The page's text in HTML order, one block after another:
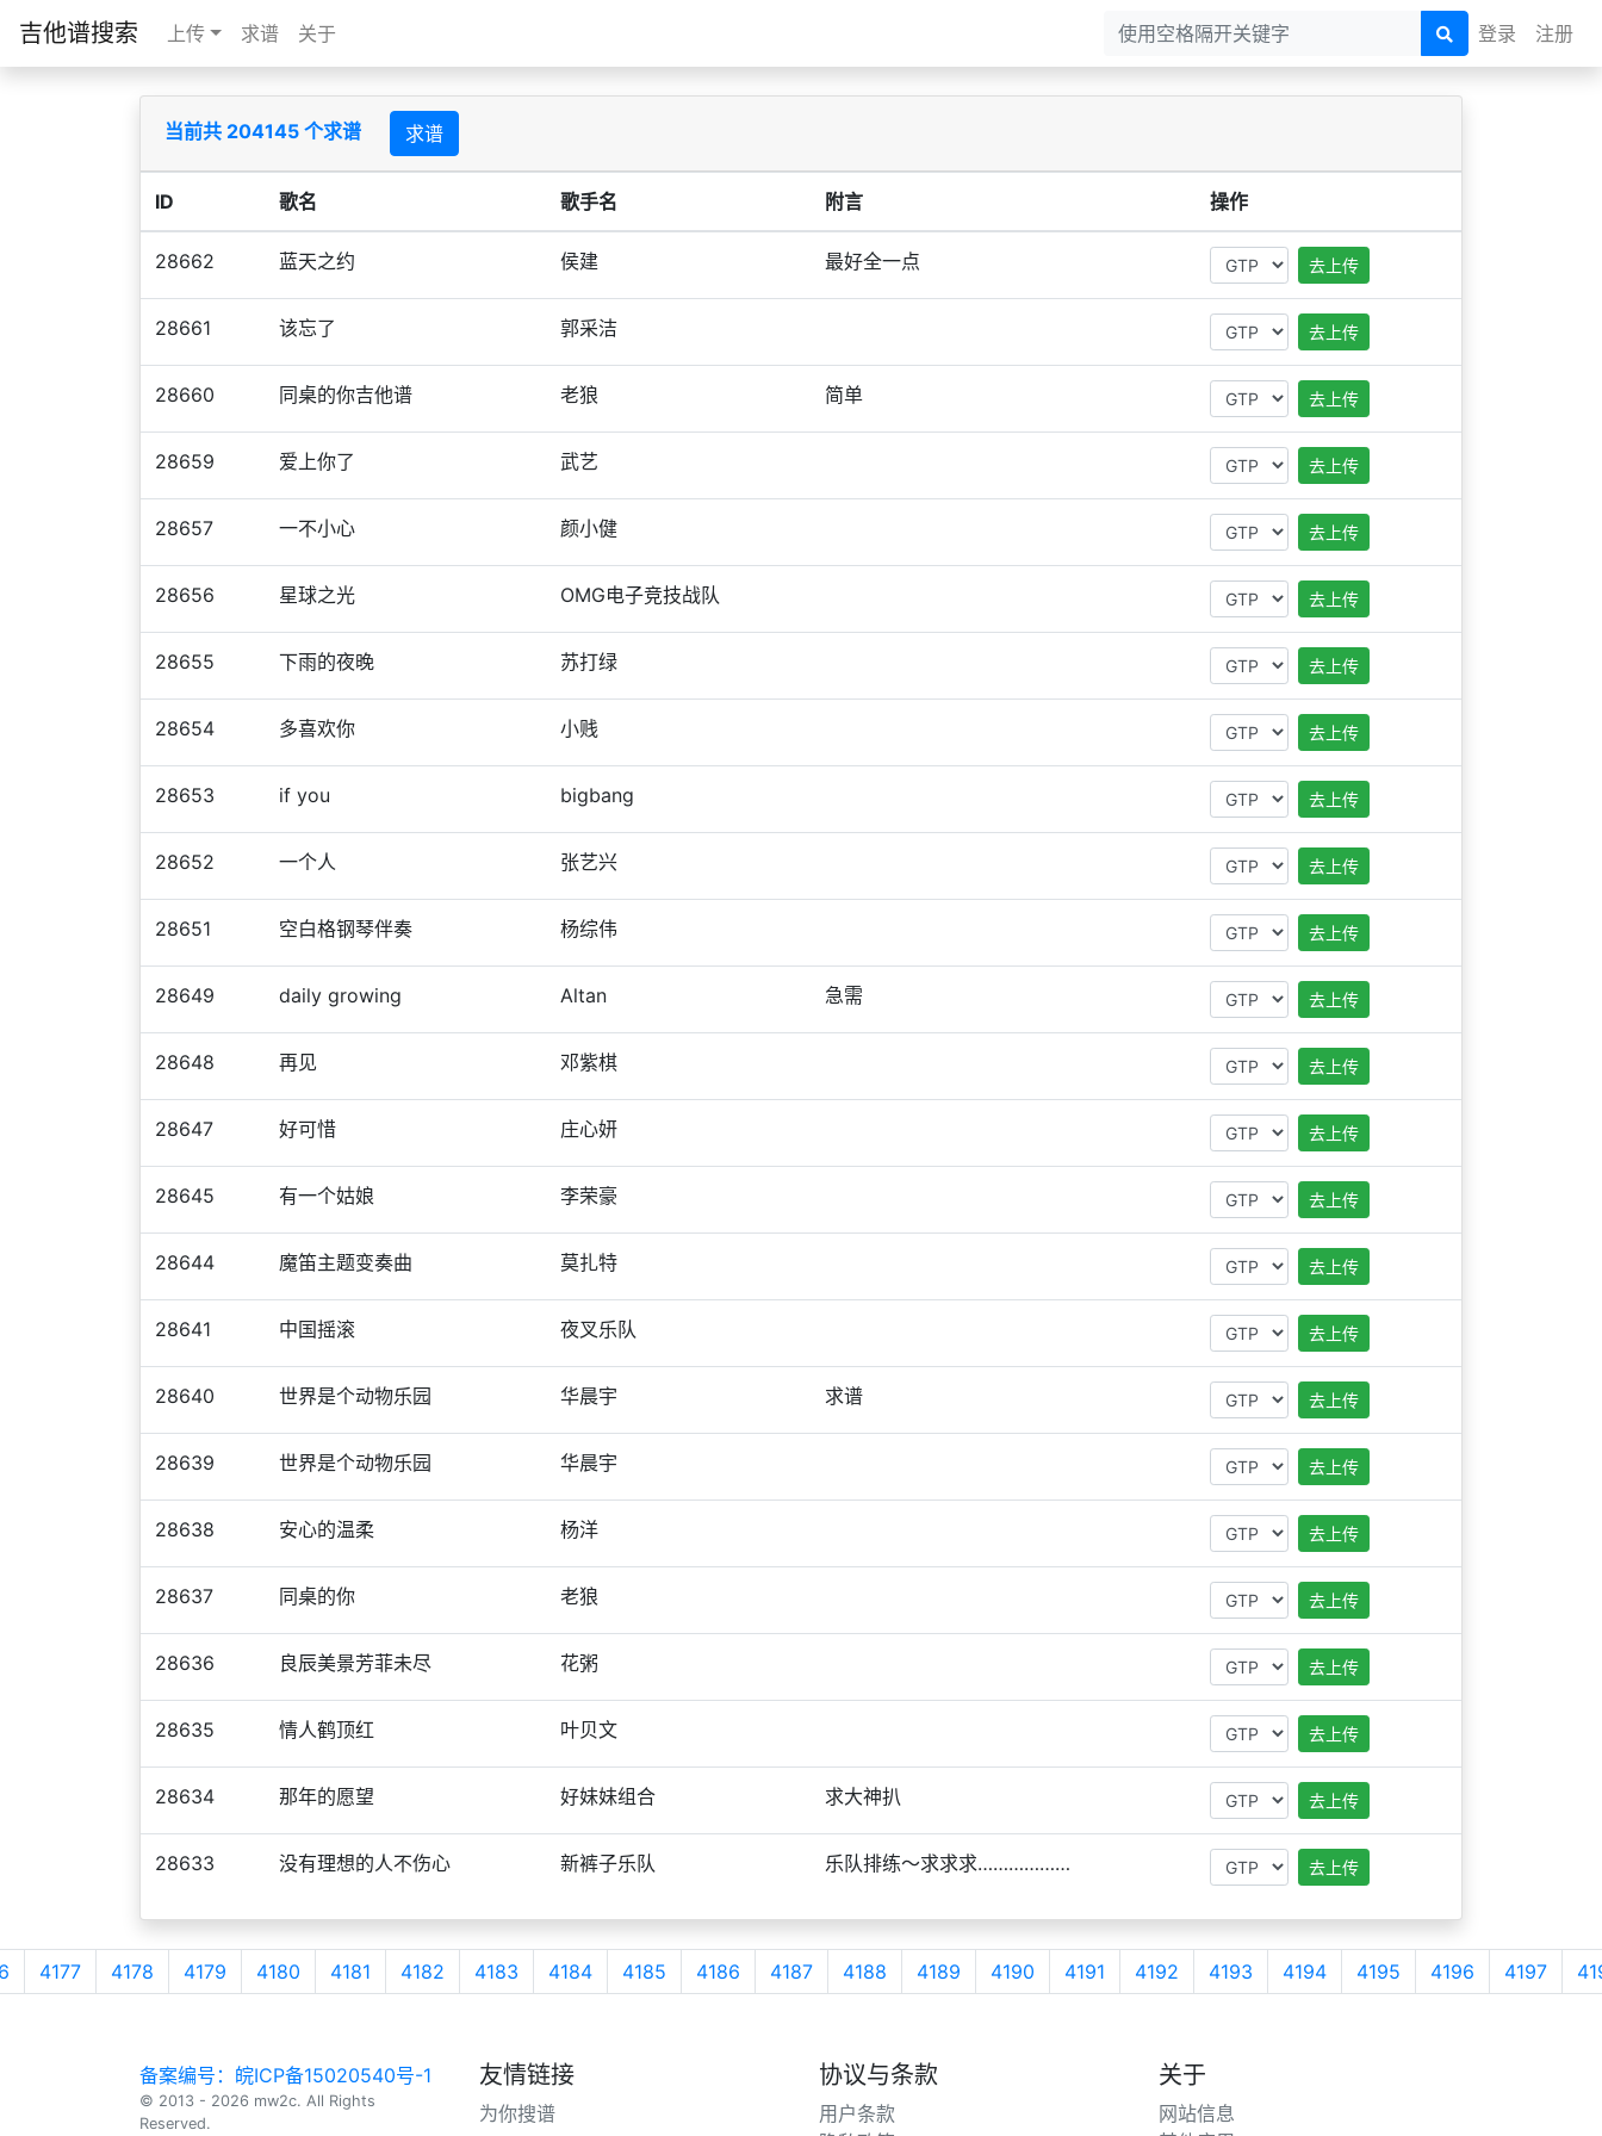
吉他谱搜索 上传 求谱 关于 登录 注册
当前共 204145 个求谱 求谱
ID 歌名 歌手名 附言 操作
28662 蓝天之约 侯建 最好全一点 去上传
28661 该忘了 郭采洁 去上传
28660 同桌的你吉他谱 老狼 简单 去上传
28659 爱上你了 武艺 去上传
28657 一不小心 颜小健 去上传
28656 星球之光 OMG电子竞技战队 去上传
28655 下雨的夜晚 苏打绿 去上传
28654 多喜欢你 小贱 去上传
28653 if you bigbang 去上传
28652 一个人 张艺兴 去上传
28651 空白格钢琴伴奏 杨综伟 去上传
28649 daily growing Altan 急需 去上传
28648 再见 邓紫棋 去上传
28647 好可惜 庄心妍 去上传
28645 有一个姑娘 李荣豪 去上传
28644 魔笛主题变奏曲 莫扎特 去上传
28641 中国摇滚 夜叉乐队 去上传
28640 世界是个动物乐园 华晨宇 求谱 去上传
28639 世界是个动物乐园 华晨宇 去上传
28638 安心的温柔 杨洋 去上传
28637 同桌的你 老狼 去上传
28636 良辰美景芳菲未尽 花粥 去上传
28635 情人鹤顶红 叶贝文 去上传
28634 那年的愿望 好妹妹组合 求大神扒 去上传
28633 没有理想的人不伤心 新裤子乐队 乐队排练～求求求……………… 去上传
4177 4178 4179 4180 4181 4182 4183 4184 4185 4186 4187 4188 4189 4190 4191 4192 4193 4194 4195 4196 4197
备案编号：皖ICP备15020540号-1
© 2013 - 2026 mw2c. All Rights
Reserved.
友情链接
为你搜谱
协议与条款
用户条款
关于
网站信息